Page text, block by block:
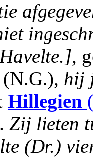
,
hij
Hillegien
Zij lieten
(Dr.)